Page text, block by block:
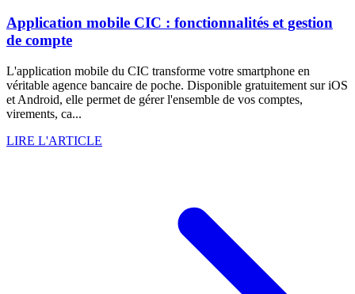
Application mobile CIC : fonctionnalités et gestion
de compte
L'application mobile du CIC transforme votre smartphone en
véritable agence bancaire de poche. Disponible gratuitement sur iOS
et Android, elle permet de gérer l'ensemble de vos comptes,
virements, ca...
LIRE L'ARTICLE